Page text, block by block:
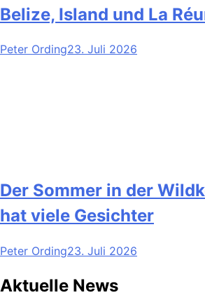
Belize, Island und La
Peter Ording23. Juli 2026
Der Sommer in der
hat viele Gesichter
Peter Ording23. Juli 2026
Aktuelle News